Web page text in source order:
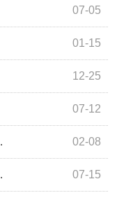
07-05
01-15
12-25
07-12
02-08
07-15